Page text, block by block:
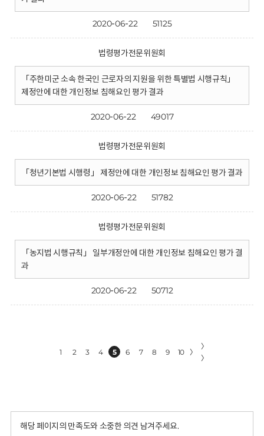
2020-06-22 51125
법령평가전문위원회
「주한미군 소속 한국인 근로자의 지원을 위한 특별법 시행규칙」
제정안에 대한 개인정보 침해요인 평가 결과
2020-06-22 49017
법령평가전문위원회
「청년기본법 시행령」 제정안에 대한 개인정보 침해요인 평가 결과
2020-06-22 51782
법령평가전문위원회
「농지법 시행규칙」 일부개정안에 대한 개인정보 침해요인 평가 결
과
2020-06-22 50712
1 2 3 4 5 6 7 8 9 10 〉
〉
〉
해당 페이지의 만족도와 소중한 의견 남겨주세요.